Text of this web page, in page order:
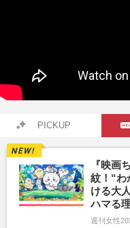
PICKUP
『映画
紋！“わ
ける大
ハマる
週刊女性